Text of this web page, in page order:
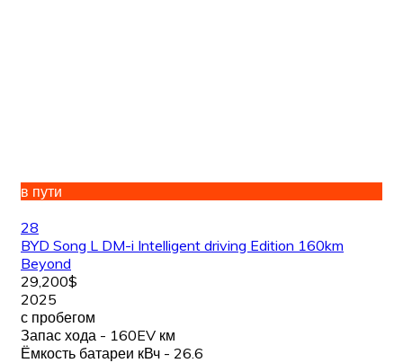
в пути
28
BYD Song L DM-i Intelligent driving Edition 160km
Beyond
29,200$
2025
с пробегом
Запас хода - 160EV км
Ёмкость батареи кВч - 26.6